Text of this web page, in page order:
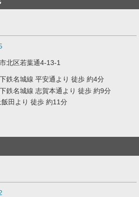
北区若葉通4-13-1
鉄名城線 平安通より 徒歩 約4分
鉄名城線 志賀本通より 徒歩 約9分
田より 徒歩 約11分